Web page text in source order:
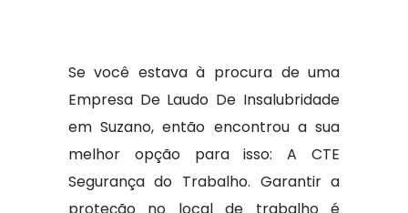
Se você estava à procura de uma
Empresa De Laudo De Insalubridade
em Suzano, então encontrou a sua
melhor opção para isso: A CTE
Segurança do Trabalho. Garantir a